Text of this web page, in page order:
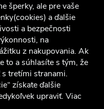
šperky, ale pre vaše
a ďalšie
a bezpečnosti
na
z nakupovania. Ak
to a súhlasíte s tým, že
tretími stranami.
získate ďalšie
upraviť. Viac